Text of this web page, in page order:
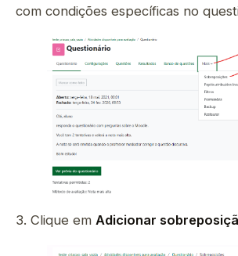
com condições específicas no
3. Clique em Adicionar